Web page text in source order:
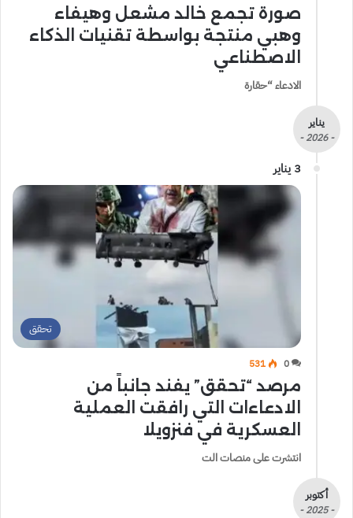
صورة تجمع خالد مشعل وهيفاء
وهبي منتجة بواسطة تقنيات الذكاء
الاصطناعي
الادعاء “حقارة
يناير
- 2026 -
3 يناير
تحقق
0
531
مرصد “تحقق” يفند جانباً من
الادعاءات التي رافقت العملية
العسكرية في فنزويلا
انتشرت على منصات الت
أكتوبر
- 2025 -